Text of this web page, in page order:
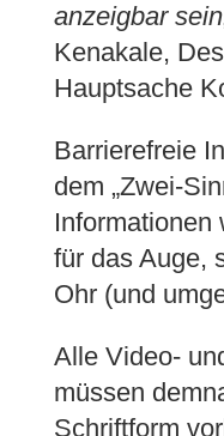
anzeigbar sein
Kenakale,
Hauptsache
Barrierefreie
dem „Zwei-
Informationen
für das Auge,
Ohr (und
Alle Video-
müssen
Schriftform